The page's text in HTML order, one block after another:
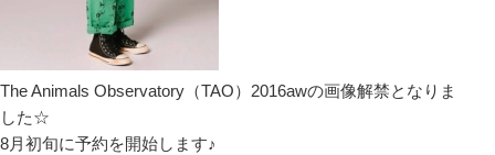
The Animals Observatory（TAO）2016awの画像解禁となりま
した☆
8月初旬に予約を開始します♪